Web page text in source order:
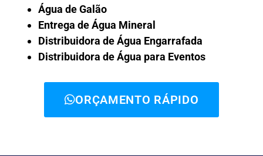
Água de Galão
Entrega de Água Mineral
Distribuidora de Água Engarrafada
Distribuidora de Água para Eventos
ORÇAMENTO RÁPIDO